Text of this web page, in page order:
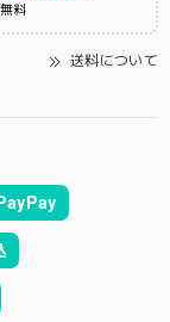
料
送料について
PayPay